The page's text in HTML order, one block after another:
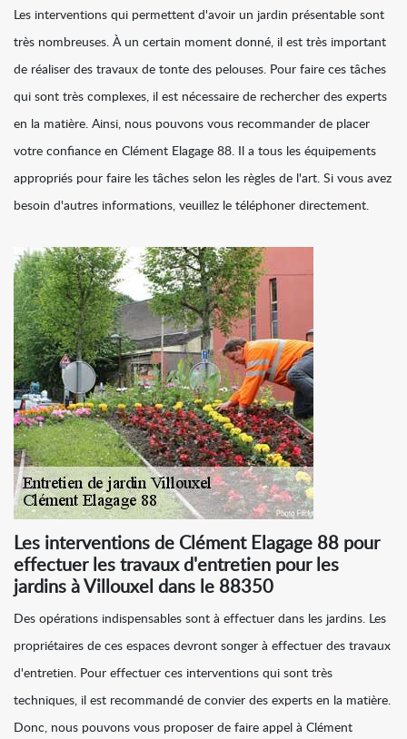
Les interventions qui permettent d'avoir un jardin présentable sont
très nombreuses. À un certain moment donné, il est très important
de réaliser des travaux de tonte des pelouses. Pour faire ces tâches
qui sont très complexes, il est nécessaire de rechercher des experts
en la matière. Ainsi, nous pouvons vous recommander de placer
votre confiance en Clément Elagage 88. Il a tous les équipements
appropriés pour faire les tâches selon les règles de l'art. Si vous avez
besoin d'autres informations, veuillez le téléphoner directement.
Les interventions de Clément Elagage 88 pour
effectuer les travaux d'entretien pour les
jardins à Villouxel dans le 88350
Des opérations indispensables sont à effectuer dans les jardins. Les
propriétaires de ces espaces devront songer à effectuer des travaux
d'entretien. Pour effectuer ces interventions qui sont très
techniques, il est recommandé de convier des experts en la matière.
Donc, nous pouvons vous proposer de faire appel à Clément